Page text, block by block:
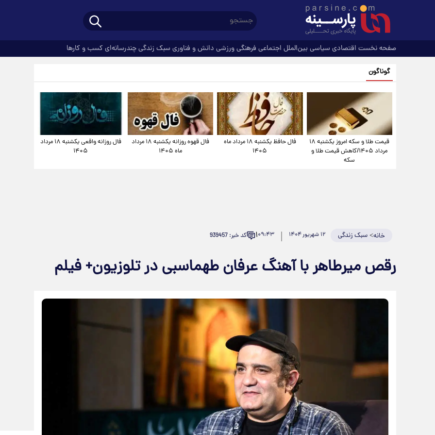
صفحه نخست اقتصادی سیاسی بین‌الملل اجتماعی فرهنگیورزشی دانش و فناوری سبک زندگیچندرسانه‌ای کسب و کارها
گوناگون
قیمت طلا و سکه امروز یکشنبه ۱۸
مرداد ۱۴۰۵/کاهش قیمت طلا و
سکه
فال حافظ یکشنبه ۱۸ مرداد ماه
۱۴۰۵
فال قهوه روزانه یکشنبه ۱۸ مرداد
ماه ۱۴۰۵
فال روزانه واقعی یکشنبه ۱۸ مرداد
۱۴۰۵
خانه>سبک زندگی ۱۲ شهریور ۱۴۰۴ ۰۹:۴۳۱ کد خبر: 939457
رقص میرطاهر با آهنگ عرفان طهماسبی در تلوزیون+ فیلم